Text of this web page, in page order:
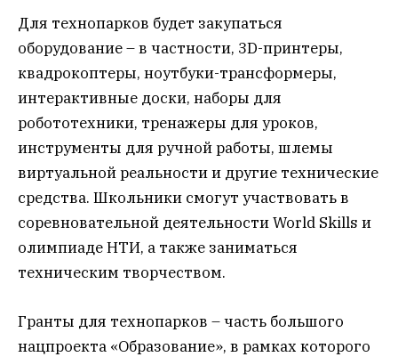
Для технопарков будет закупаться
оборудование – в частности, 3D-принтеры,
квадрокоптеры, ноутбуки-трансформеры,
интерактивные доски, наборы для
робототехники, тренажеры для уроков,
инструменты для ручной работы, шлемы
виртуальной реальности и другие технические
средства. Школьники смогут участвовать в
соревновательной деятельности World Skills и
олимпиаде НТИ, а также заниматься
техническим творчеством.
Гранты для технопарков – часть большого
нацпроекта «Образование», в рамках которого